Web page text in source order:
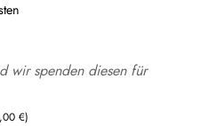
wir spenden diesen für
€)